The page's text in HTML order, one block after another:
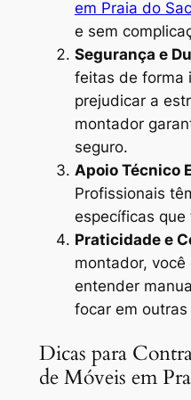
em Praia do
e sem
Segurança e
feitas de forma
prejudicar a
montador
seguro.
Apoio Técnico
Profissionais
específicas que
Praticidade e
montador,
entender
focar em
Dicas para
de Móveis em